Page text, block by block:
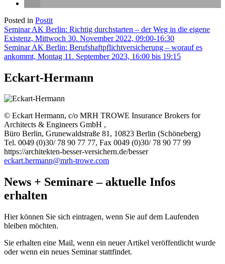
Posted in Postit
Beitragsnavigation
Seminar AK Berlin: Richtig durchstarten – der Weg in die eigene
Existenz, Mittwoch 30. November 2022, 09:00-16:30
Seminar AK Berlin: Berufshaftpflichtversicherung – worauf es
ankommt, Montag 11. September 2023, 16:00 bis 19:15
Eckart-Hermann
© Eckart Hermann, c/o MRH TROWE Insurance Brokers for
Architects & Engineers GmbH ,
Büro Berlin, Grunewaldstraße 81, 10823 Berlin (Schöneberg)
Tel. 0049 (0)30/ 78 90 77 77, Fax 0049 (0)30/ 78 90 77 99
https://architekten-besser-versichern.de/besser
eckart.hermann@mrh-trowe.com
News + Seminare – aktuelle Infos
erhalten
Hier können Sie sich eintragen, wenn Sie auf dem Laufenden
bleiben möchten.
Sie erhalten eine Mail, wenn ein neuer Artikel veröffentlicht wurde
oder wenn ein neues Seminar stattfindet.